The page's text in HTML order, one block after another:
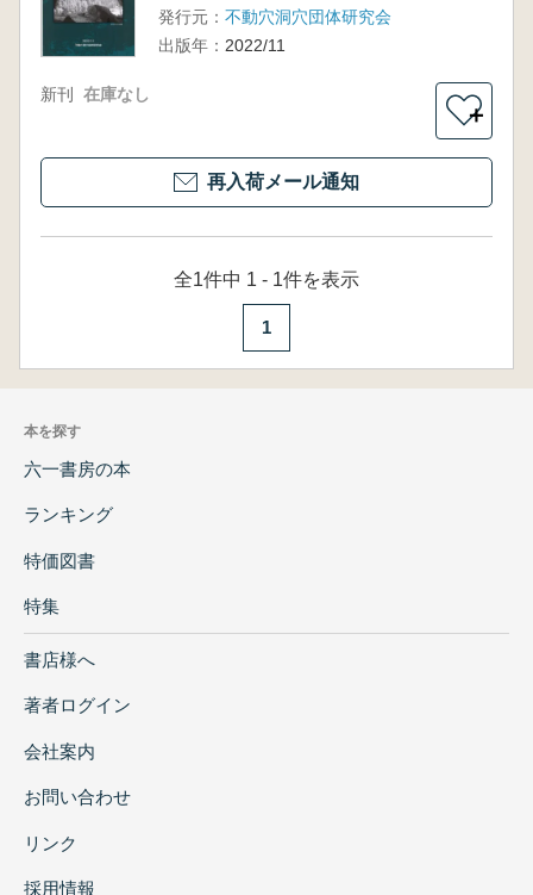
発行元： 不動穴洞穴団体研究会
出版年： 2022/11
新刊 在庫なし
＋
再入荷メール通知
全1件中 1 - 1件を表示
1
本を探す
六一書房の本
ランキング
特価図書
特集
書店様へ
著者ログイン
会社案内
お問い合わせ
リンク
採用情報